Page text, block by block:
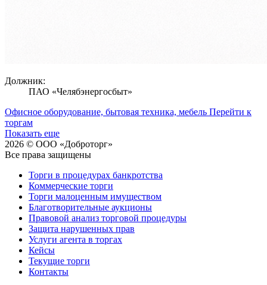
Должник:
ПАО «Челябэнергосбыт»
Офисное оборудование, бытовая техника, мебель Перейти к
торгам
Показать еще
2026 © ООО «Доброторг»
Все права защищены
Торги в процедурах банкротства
Коммерческие торги
Торги малоценным имуществом
Благотворительные аукционы
Правовой анализ торговой процедуры
Защита нарушенных прав
Услуги агента в торгах
Кейсы
Текущие торги
Контакты